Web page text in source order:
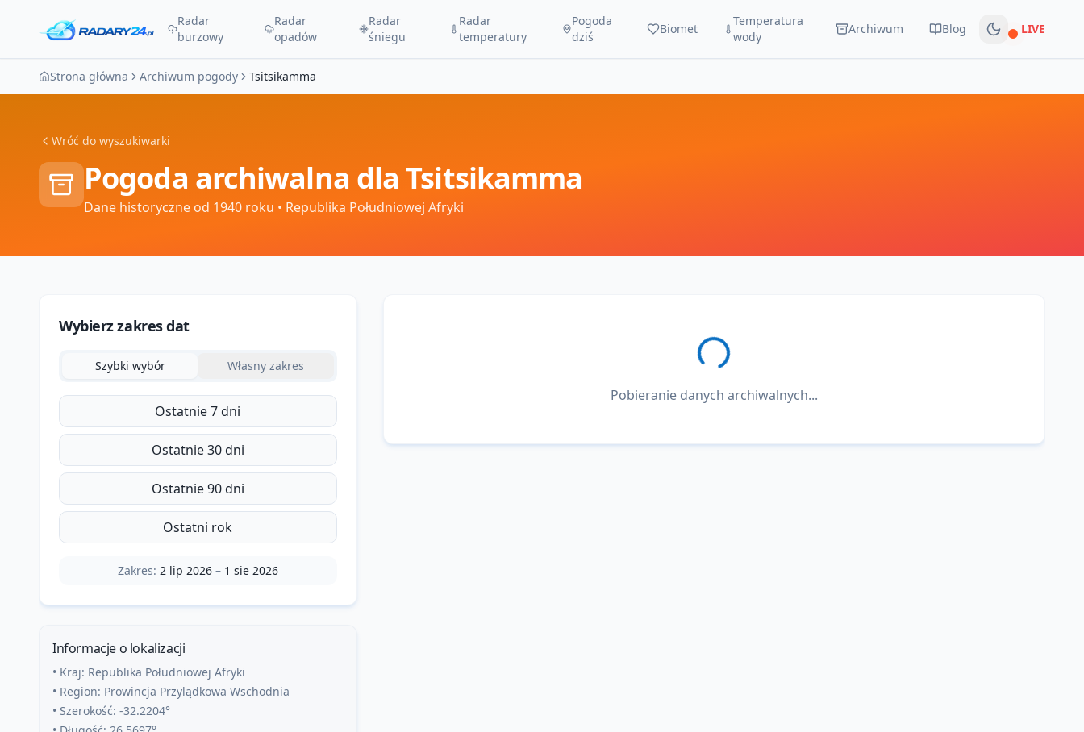
Radar
burzowy
Radar
opadów
Radar
śniegu
Radar
temperatury
Pogoda
dziś
Biomet
Temperatura
wody
Archiwum Blog Na żywo
LIVE
Strona główna Archiwum pogody Tsitsikamma
Wróć do wyszukiwarki
Pogoda archiwalna dlaTsitsikamma
Dane historyczne od 1940 roku • Republika Południowej Afryki
Wybierz zakres dat
Szybki wybór Własny zakres
Ostatnie 7 dni
Ostatnie 30 dni
Ostatnie 90 dni
Ostatni rok
Zakres: 2 lip 2026– 1 sie 2026
Informacje o lokalizacji
• Kraj: Republika Południowej Afryki
• Region: Prowincja Przylądkowa Wschodnia
• Szerokość: -32.2204°
Pobieranie danych archiwalnych...